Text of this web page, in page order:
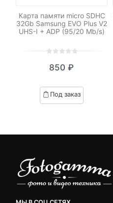
Карта памяти micro SDHC
32Gb Samsung EVO Plus V2
UHS-I + ADP (95/20 Mb/s)
out
based
on
850 ₽
Под заказ